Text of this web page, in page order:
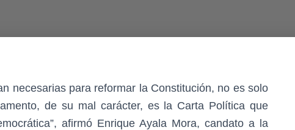
necesarias para reformar la Constitución, no es solo
de su mal carácter, es la Carta Política que
afirmó Enrique Ayala Mora, candato a la